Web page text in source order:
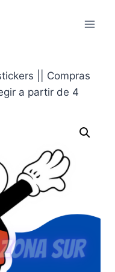
|| Compras
a partir de 4